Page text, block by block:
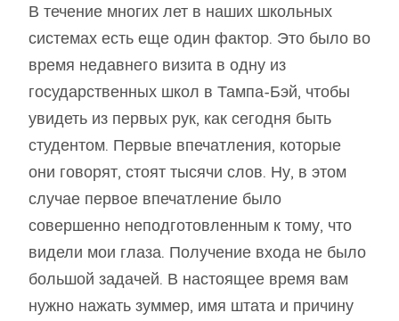
В течение многих лет в наших школьных
системах есть еще один фактор. Это было во
время недавнего визита в одну из
государственных школ в Тампа-Бэй, чтобы
увидеть из первых рук, как сегодня быть
студентом. Первые впечатления, которые
они говорят, стоят тысячи слов. Ну, в этом
случае первое впечатление было
совершенно неподготовленным к тому, что
видели мои глаза. Получение входа не было
большой задачей. В настоящее время вам
нужно нажать зуммер, имя штата и причину